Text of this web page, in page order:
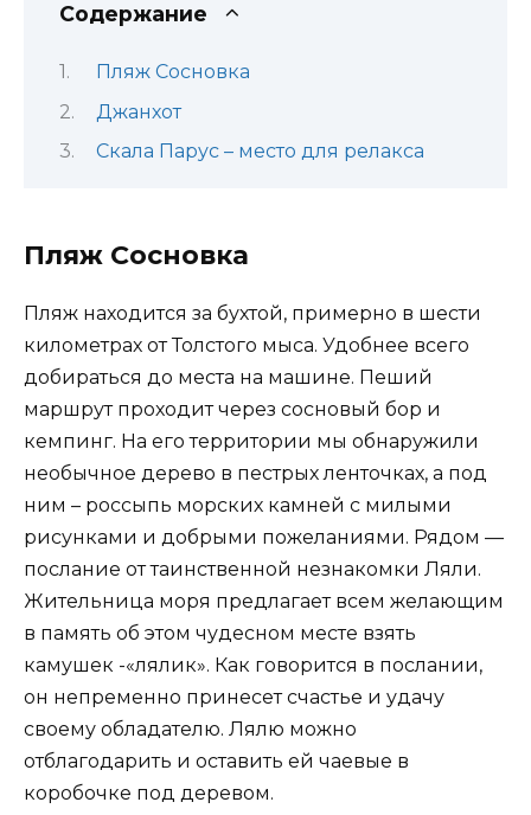
Содержание
Пляж Сосновка
Джанхот
Скала Парус – место для релакса
Пляж Сосновка
Пляж находится за бухтой, примерно в шести
километрах от Толстого мыса. Удобнее всего
добираться до места на машине. Пеший
маршрут проходит через сосновый бор и
кемпинг. На его территории мы обнаружили
необычное дерево в пестрых ленточках, а под
ним – россыпь морских камней с милыми
рисунками и добрыми пожеланиями. Рядом —
послание от таинственной незнакомки Ляли.
Жительница моря предлагает всем желающим
в память об этом чудесном месте взять
камушек -«лялик». Как говорится в послании,
он непременно принесет счастье и удачу
своему обладателю. Лялю можно
отблагодарить и оставить ей чаевые в
коробочке под деревом.